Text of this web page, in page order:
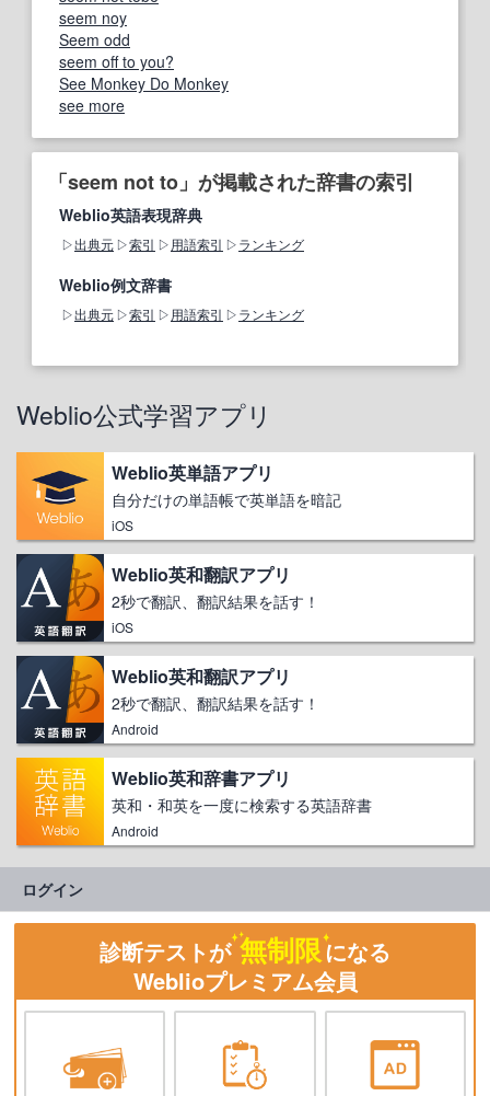
seem noy
Seem odd
seem off to you?
See Monkey Do Monkey
see more
「seem not to」が掲載された辞書の索引
Weblio英語表現辞典
出典元 索引 用語索引 ランキング
Weblio例文辞書
出典元 索引 用語索引 ランキング
Weblio公式学習アプリ
Weblio英単語アプリ
自分だけの単語帳で英単語を暗記
iOS
Weblio英和翻訳アプリ
2秒で翻訳、翻訳結果を話す！
iOS
Weblio英和翻訳アプリ
2秒で翻訳、翻訳結果を話す！
Android
Weblio英和辞書アプリ
英和・和英を一度に検索する英語辞書
Android
ログイン
診断テストが 無制限になる
Weblioプレミアム会員